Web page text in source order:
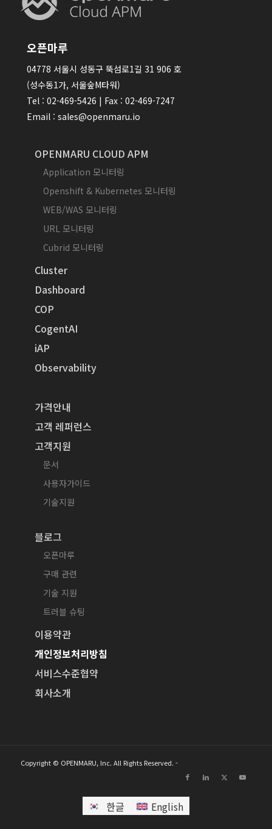
오픈마루
04778 서울시 성동구 뚝섬로1길 31 906 호
(성수동1가, 서울숲M타워)
Tel : 02-469-5426 | Fax : 02-469-7247
Email : sales@openmaru.io
OPENMARU CLOUD APM
Application 모니터링
Openshift & Kubernetes 모니터링
WEB/WAS 모니터링
URL 모니터링
Cubrid 모니터링
Cluster
Dashboard
COP
CogentAI
iAP
Observability
가격안내
고객 레퍼런스
고객지원
문서
사용자가이드
기술지원
블로그
오픈마루
구매 관련
기술 지원
트러블 슈팅
이용약관
개인정보처리방침
서비스수준협약
회사소개
Copyright © OPENMARU, Inc. All Rights Reserved. -
한글 English